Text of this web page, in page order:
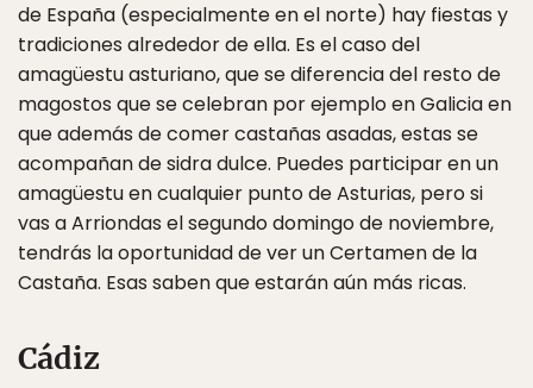
de España (especialmente en el norte) hay fiestas y
tradiciones alrededor de ella. Es el caso del
amagüestu asturiano, que se diferencia del resto de
magostos que se celebran por ejemplo en Galicia en
que además de comer castañas asadas, estas se
acompañan de sidra dulce. Puedes participar en un
amagüestu en cualquier punto de Asturias, pero si
vas a Arriondas el segundo domingo de noviembre,
tendrás la oportunidad de ver un Certamen de la
Castaña. Esas saben que estarán aún más ricas.
Cádiz